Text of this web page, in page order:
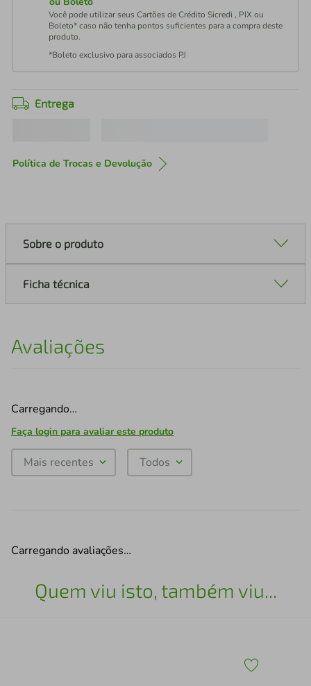
Você pode utilizar seus Cartões de Crédito Sicredi , PIX ou
Boleto* caso não tenha pontos suficientes para a compra deste
produto.
*Boleto exclusivo para associados PJ
Entrega
Política de Trocas e Devolução
Sobre o produto
Ficha técnica
Avaliações
Carregando…
Faça login para avaliar este produto
Mais recentes Todos
Carregando avaliações…
Quem viu isto, também viu...